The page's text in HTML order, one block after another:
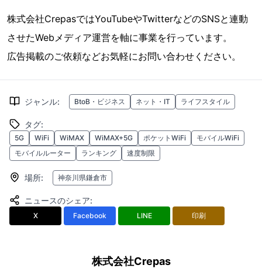
株式会社CrepasではYouTubeやTwitterなどのSNSと連動
させたWebメディア運営を軸に事業を行っています。
広告掲載のご依頼などお気軽にお問い合わせください。
ジャンル: BtoB・ビジネス ネット・IT ライフスタイル
タグ:
5G WiFi WiMAX WiMAX+5G ポケットWiFi
モバイルWiFi
モバイルルーター
ランキング 速度制限
場所: 神奈川県鎌倉市
ニュースのシェア:
X Facebook LINE 印刷
株式会社Crepas